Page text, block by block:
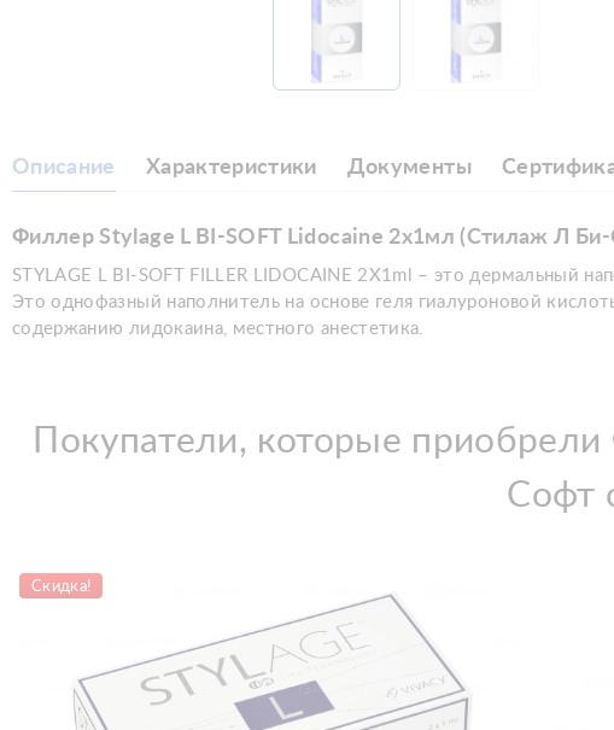
Описание Характеристики Документы
Филлер Stylage L BI-SOFT Lidocaine 2x1мл (Стилаж Л
STYLAGE L BI-SOFT FILLER LIDOCAINE 2X1ml – это дермальный
Это однофазный наполнитель на основе геля гиалуроновой
содержанию лидокаина, местного анестетика.
Покупатели, которые
Софт
Скидка!